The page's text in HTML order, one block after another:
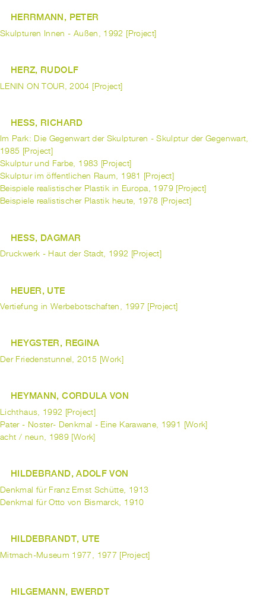
HERRMANN, PETER
Skulpturen Innen - Außen, 1992 [Project]
HERZ, RUDOLF
LENIN ON TOUR, 2004 [Project]
HESS, RICHARD
Im Park: Die Gegenwart der Skulpturen - Skulptur der Gegenwart,
1985 [Project]
Skulptur und Farbe, 1983 [Project]
Skulptur im öffentlichen Raum, 1981 [Project]
Beispiele realistischer Plastik in Europa, 1979 [Project]
Beispiele realistischer Plastik heute, 1978 [Project]
HESS, DAGMAR
Druckwerk - Haut der Stadt, 1992 [Project]
HEUER, UTE
Vertiefung in Werbebotschaften, 1997 [Project]
HEYGSTER, REGINA
Der Friedenstunnel, 2015 [Work]
HEYMANN, CORDULA VON
Lichthaus, 1992 [Project]
Pater - Noster- Denkmal - Eine Karawane, 1991 [Work]
acht / neun, 1989 [Work]
HILDEBRAND, ADOLF VON
Denkmal für Franz Ernst Schütte, 1913
Denkmal für Otto von Bismarck, 1910
HILDEBRANDT, UTE
Mitmach-Museum 1977, 1977 [Project]
HILGEMANN, EWERDT